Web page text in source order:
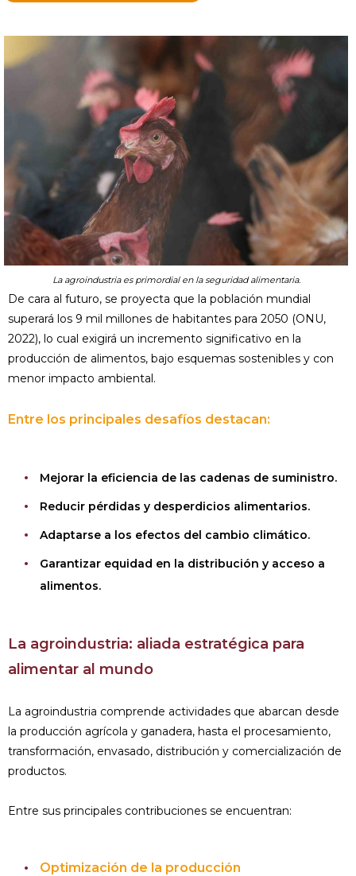
La agroindustria es primordial en la seguridad alimentaria.
De cara al futuro, se proyecta que la población mundial
superará los 9 mil millones de habitantes para 2050 (ONU,
2022), lo cual exigirá un incremento significativo en la
producción de alimentos, bajo esquemas sostenibles y con
menor impacto ambiental.
Entre los principales desafíos destacan:
Mejorar la eficiencia de las cadenas de suministro.
Reducir pérdidas y desperdicios alimentarios.
Adaptarse a los efectos del cambio climático.
Garantizar equidad en la distribución y acceso a
alimentos.
La agroindustria: aliada estratégica para
alimentar al mundo
La agroindustria comprende actividades que abarcan desde
la producción agrícola y ganadera, hasta el procesamiento,
transformación, envasado, distribución y comercialización de
productos.
Entre sus principales contribuciones se encuentran:
Optimización de la producción